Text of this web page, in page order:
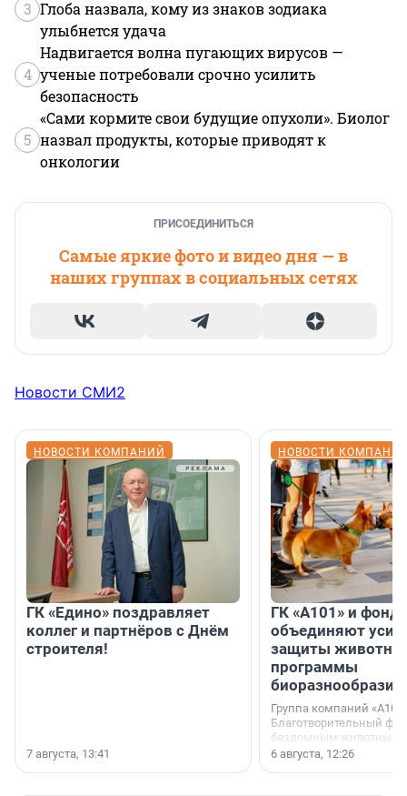
3 Глоба назвала, кому из знаков зодиака
улыбнется удача
4
Надвигается волна пугающих вирусов —
ученые потребовали срочно усилить
безопасность
5
«Сами кормите свои будущие опухоли». Биолог
назвал продукты, которые приводят к
онкологии
ПРИСОЕДИНИТЬСЯ
Самые яркие фото и видео дня — в
наших группах в социальных сетях
Новости СМИ2
НОВОСТИ КОМПАНИЙ
ГК «Едино» поздравляет
коллег и партнёров с Днём
строителя!
7 августа, 13:41
НОВОСТИ
ГК «А101» и фонд
объединяют
защиты
программы
биоразнообразия
Группа компаний
Благотворительный
бездомным животным
заключили соглашение
6 августа, 12:26